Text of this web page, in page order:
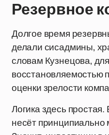
Резервное
Долгое время
делали сисадмины,
словам Кузнецова,
восстановляемостью
оценки зрелости
Логика здесь
несёт